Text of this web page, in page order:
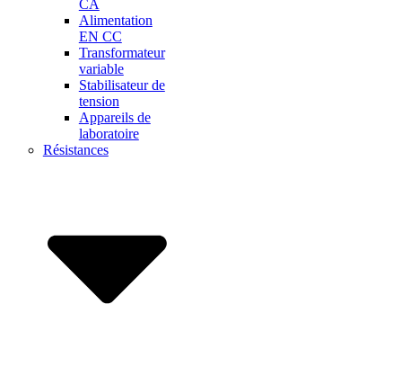
CA
Alimentation
EN CC
Transformateur
variable
Stabilisateur de
tension
Appareils de
laboratoire
Résistances